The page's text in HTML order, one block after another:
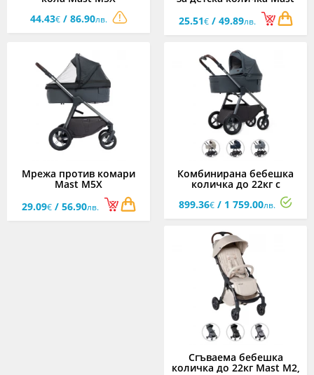
44.43€/ 86.90лв.
25.51€/ 49.89лв.
Мрежа против комари
Mast M5X
29.09€/ 56.90лв.
Комбинирана бебешка
количка до 22кг с
трансформираща седалка
Mast M5X, асортимент
899.36€ / 1 759.00лв.
Сгъваема бебешка
количка до 22кг Mast M2,